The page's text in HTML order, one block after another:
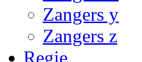
Zangers y
Zangers z
Regie